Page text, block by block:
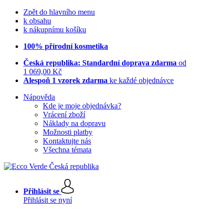
Zpět do hlavního menu
k obsahu
k nákupnímu košíku
100% přírodní kosmetika
Česká republika: Standardní doprava zdarma od
1 069,00 Kč
Alespoň 1 vzorek zdarma ke každé objednávce
Nápověda
Kde je moje objednávka?
Vrácení zboží
Náklady na dopravu
Možnosti platby
Kontaktujte nás
Všechna témata
Přihlásit se
Přihlásit se nyní